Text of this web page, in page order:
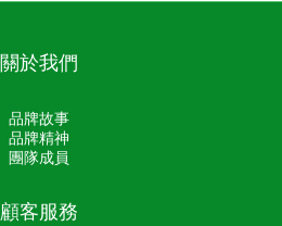
關於我們
品牌故事
品牌精神
團隊成員
顧客服務